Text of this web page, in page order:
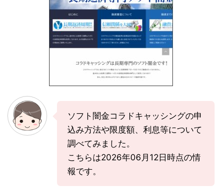
ソフト闇金コラドキャッシングの申
込み方法や限度額、利息等について
調べてみました。
こちらは2026年06月12日時点の情
報です。